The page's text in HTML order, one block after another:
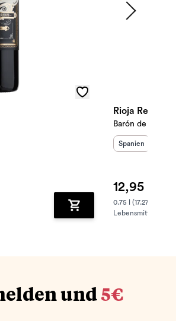
Zum Warenkorb hinzufügen
Rioja Reserva 2021
Barón de Ley
Herkunftsland
Spanien
12,95 €
0.75 l (17.27 € / 1 Liter)
Lebensmittelangaben
und 5€